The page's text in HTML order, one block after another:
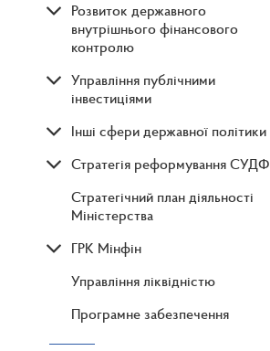
Розвиток державного
внутрішнього фінансового
контролю
Управління публічними
інвестиціями
Інші сфери державної політики
Стратегія реформування СУДФ
Стратегічний план діяльності
Міністерства
ГРК Мінфін
Управління ліквідністю
Програмне забезпечення